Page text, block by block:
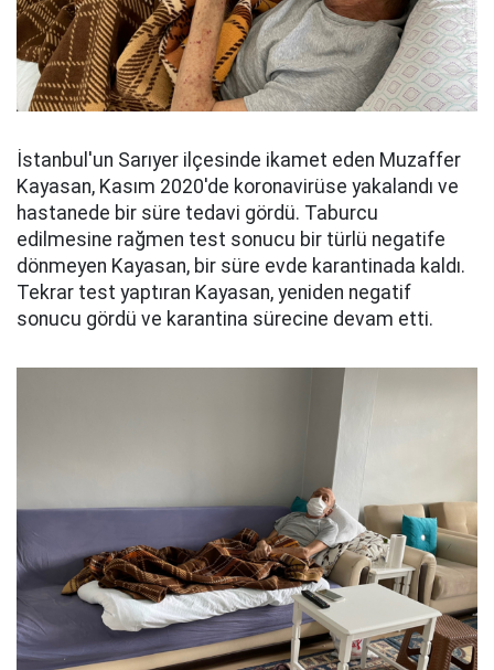
İstanbul'un Sarıyer ilçesinde ikamet eden Muzaffer
Kayasan, Kasım 2020'de koronavirüse yakalandı ve
hastanede bir süre tedavi gördü. Taburcu
edilmesine rağmen test sonucu bir türlü negatife
dönmeyen Kayasan, bir süre evde karantinada kaldı.
Tekrar test yaptıran Kayasan, yeniden negatif
sonucu gördü ve karantina sürecine devam etti.